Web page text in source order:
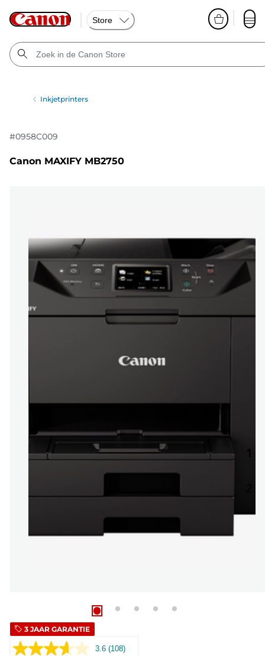
Store
Inkjetprinters
#0958C009
Canon MAXIFY MB2750
3 JAAR GARANTIE
3.6 Lees
(108)